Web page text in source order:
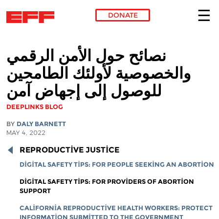
DONATE
نصائح حول الأمن الرقمي
والخصوصية لأولئك الطامحين
للوصول إلى إجهاض آمن
DEEPLINKS BLOG
BY DALY BARNETT
MAY 4, 2022
REPRODUCTIVE JUSTICE
DIGITAL SAFETY TIPS: FOR PEOPLE SEEKING AN ABORTION
DIGITAL SAFETY TIPS: FOR PROVIDERS OF ABORTION
SUPPORT
CALIFORNIA REPRODUCTIVE HEALTH WORKERS: PROTECT
INFORMATION SUBMITTED TO THE GOVERNMENT